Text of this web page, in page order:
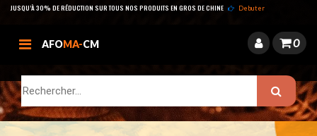
JUSQU’À 30% DE RÉDUCTION SUR TOUS NOS PRODUITS EN GROS DE CHINE Debuter
AFOMA-CM 0